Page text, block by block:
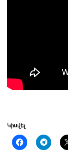
Կիսվել